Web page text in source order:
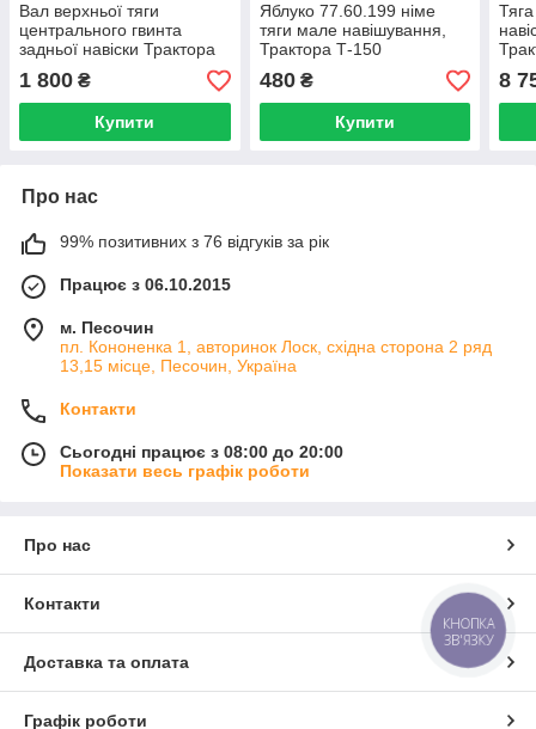
Вал верхньої тяги
центрального гвинта
задньої навіски Трактора
Т-150
1 800 ₴
Купити
Яблуко 77.60.199 німе
тяги мале навішування,
Трактора Т-150
480₴
Купити
8
Про нас
99% позитивних з 76 відгуків за рік
Працює з 06.10.2015
м. Песочин
пл. Кононенка 1, авторинок Лоск, східна сторона 2 ряд
13,15 місце, Песочин, Україна
Контакти
Сьогодні працює з 08:00 до 20:00
Показати весь графік роботи
Про нас
Контакти
Доставка та оплата
Графік роботи
КНОПКА
ЗВ'ЯЗКУ